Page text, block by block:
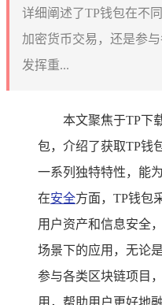
详细阐述了TP钱包在不
加密货币交易，还是参
发挥重...
本文聚焦于TP下
包，介绍了获取TP钱
一系列独特特性，能
在安全方面，TP钱包
用户资产和信息安全
场景下的应用，无论
参与各类区块链项目
用，帮助用户更好地